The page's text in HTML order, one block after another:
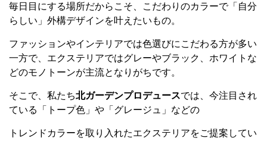
毎日目にする場所だからこそ、こだわりのカラーで「自分
らしい」外構デザインを叶えたいもの。
ファッションやインテリアでは色選びにこだわる方が多い
一方で、エクステリアではグレーやブラック、ホワイトな
どのモノトーンが主流となりがちです。
そこで、私たち北ガーデンプロデュースでは、今注目され
ている「トープ色」や「グレージュ」などの
トレンドカラーを取り入れたエクステリアをご提案してい